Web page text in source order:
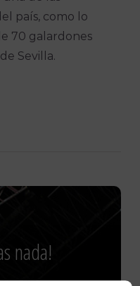
país, como lo
70 galardones
Sevilla.
nada!